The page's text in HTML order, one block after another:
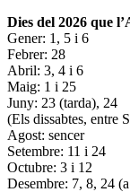
Dies del 2026 que
Gener: 1, 5 i 6
Febrer: 28
Abril: 3, 4 i 6
Maig: 1 i 25
Juny: 23 (tarda), 24
(Els dissabtes, entre
Agost: sencer
Setembre: 11 i 24
Octubre: 3 i 12
Desembre: 7, 8, 24